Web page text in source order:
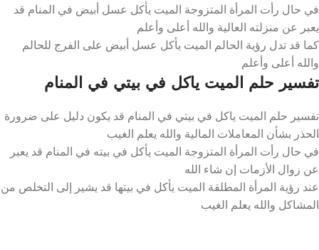
في حال رأت المرأة المتزوجة الميت يأكل عسل أبيض في المنام قد
يعبر عن منزلته العالية والله أعلى وأعلم
كما قد تدل رؤية الحالم الميت يأكل عسل أبيض على الفرج للحالم
والله أعلى وأعلم
تفسير حلم الميت ياكل في بيتي في المنام
تفسير حلم الميت ياكل في بيتي في المنام قد يكون دليل على ضرورة
الحذر بشأن المعاملات المالية والله يعلم الغيب
في حال رأت المرأة المتزوجة الميت يأكل في بيته في المنام قد يعبر
عن زوال الأزمات إن شاء الله
عند رؤية المرأة المطلقة الميت يأكل في بيتها قد يشير إلى التخلص من
المشاكل والله يعلم الغيب